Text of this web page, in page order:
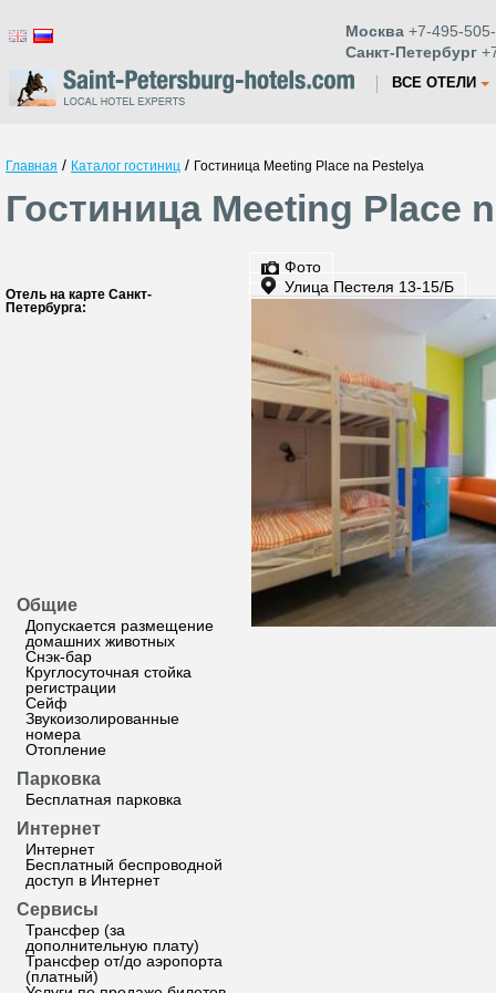
Москва +7-495-
Санкт-Петербург
ВСЕ ОТЕЛИ
Главная / Каталог гостиниц / Гостиница Meeting Place na Pestelya
Гостиница Meeting Place
Отель на карте Санкт-
Петербурга:
Общие
Допускается размещение
домашних животных
Снэк-бар
Круглосуточная стойка
регистрации
Сейф
Звукоизолированные
номера
Отопление
Парковка
Бесплатная парковка
Интернет
Интернет
Бесплатный беспроводной
доступ в Интернет
Сервисы
Трансфер (за
дополнительную плату)
Трансфер от/до аэропорта
(платный)
Фото
Улица Пестеля 13-15/Б